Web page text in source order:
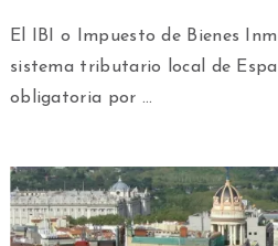
El IBI o Impuesto de Bienes
sistema tributario local de
obligatoria por …